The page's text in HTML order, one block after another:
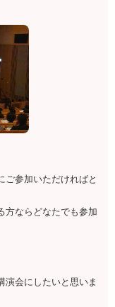
ご参加いただければと
方ならどなたでも参加
演会にしたいと思いま